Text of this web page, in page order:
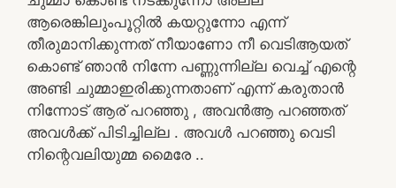
ആരെങ്കിലുംപൂറ്റിൽ കയറ്റുന്നോ എന്ന്
തീരുമാനിക്കുന്നത് നീയാണോ നീ വെടിആയത്
കൊണ്ട് ഞാൻ നിന്നേ പണ്ണുന്നില്ല വെച്ച് എന്റെ
അണ്ടി ചുമ്മാഇരിക്കുന്നതാണ് എന്ന് കരുതാൻ
നിന്നോട് ആര് പറഞ്ഞു , അവൻആ പറഞ്ഞത്
അവൾക്ക് പിടിച്ചില്ല . അവൾ പറഞ്ഞു വെടി
നിന്റെവലിയുമ്മ മൈരേ ..